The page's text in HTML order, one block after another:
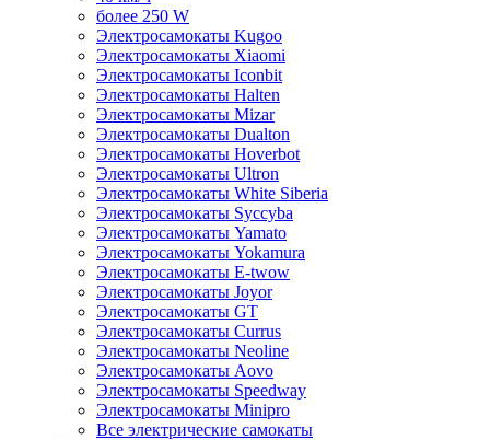
более 250 W
Электросамокаты Kugoo
Электросамокаты Xiaomi
Электросамокаты Iconbit
Электросамокаты Halten
Электросамокаты Mizar
Электросамокаты Dualton
Электросамокаты Hoverbot
Электросамокаты Ultron
Электросамокаты White Siberia
Электросамокаты Syccyba
Электросамокаты Yamato
Электросамокаты Yokamura
Электросамокаты E-twow
Электросамокаты Joyor
Электросамокаты GT
Электросамокаты Currus
Электросамокаты Neoline
Электросамокаты Aovo
Электросамокаты Speedway
Электросамокаты Minipro
Все электрические самокаты